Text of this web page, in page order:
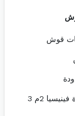
قوش
طريق قرمدة كلم 0.5 عمارة فينيسيا 2م 3